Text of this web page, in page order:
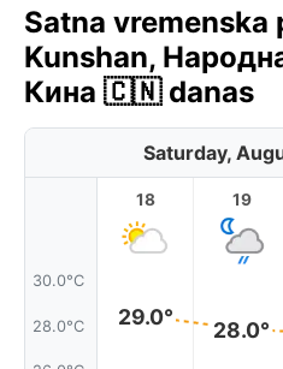
Satna vremenska
Kunshan,
Кина 🇨🇳 danas
Saturday,
30.0°C
28.0°C
18
29.0°
19
28.0°